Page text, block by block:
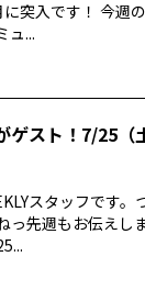
突入です！ 今週
ュ...
ゲスト！7/25（
スタッフです
っ先週もお伝えし